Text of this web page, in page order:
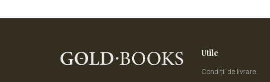
Utile
Condiții de livrare